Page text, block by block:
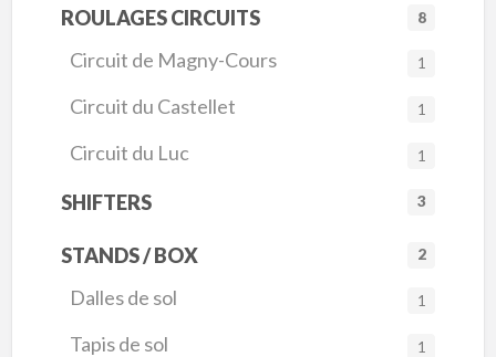
ROULAGES CIRCUITS 8
Circuit de Magny-Cours 1
Circuit du Castellet 1
Circuit du Luc 1
SHIFTERS 3
STANDS / BOX 2
Dalles de sol 1
Tapis de sol 1